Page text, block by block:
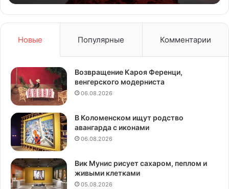
Новые Популярные Комментарии
Возвращение Кароя Ференци,
венгерского модерниста
06.08.2026
В Коломенском ищут родство
авангарда с иконами
06.08.2026
Вик Мунис рисует сахаром, пеплом и
живыми клетками
05.08.2026